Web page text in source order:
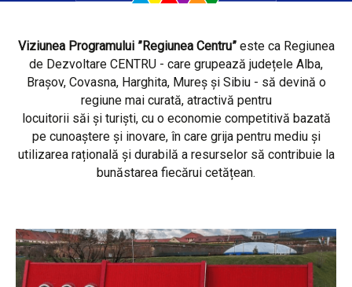
Viziunea Programului ”Regiunea Centru”este ca Regiunea
de Dezvoltare CENTRU - care grupează județele Alba,
Brașov, Covasna, Harghita, Mureș și Sibiu - să devină o
regiune mai curată, atractivă pentru
locuitorii săi și turiști, cu o economie competitivă bazată
pe cunoaștere și inovare, în care grija pentru mediu și
utilizarea rațională și durabilă a resurselor să contribuie la
bunăstarea fiecărui cetățean.